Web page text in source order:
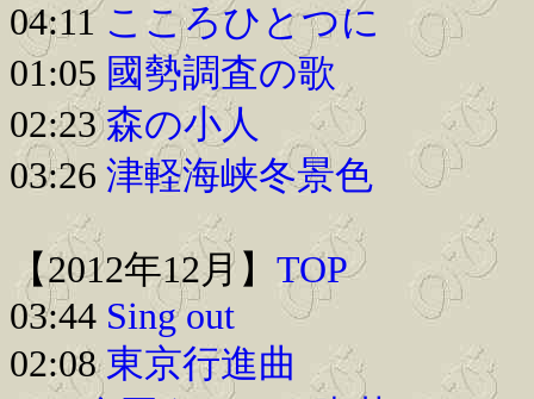
04:11 こころひとつに
01:05 國勢調査の歌
02:23森の小人
03:26 津軽海峡冬景色
【2012年12月】 TOP
03:44 Sing out
02:08東京行進曲